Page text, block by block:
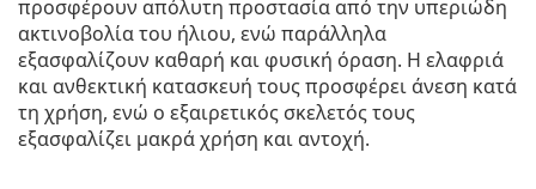
προσφέρουν απόλυτη προστασία από την υπεριώδη
ακτινοβολία του ήλιου, ενώ παράλληλα
εξασφαλίζουν καθαρή και φυσική όραση. Η ελαφριά
και ανθεκτική κατασκευή τους προσφέρει άνεση κατά
τη χρήση, ενώ ο εξαιρετικός σκελετός τους
εξασφαλίζει μακρά χρήση και αντοχή.